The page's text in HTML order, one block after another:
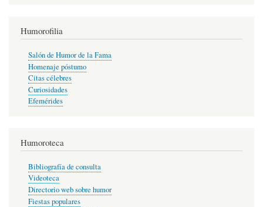
Humorofilia
Salón de Humor de la Fama
Homenaje póstumo
Citas célebres
Curiosidades
Efemérides
Humoroteca
Bibliografía de consulta
Videoteca
Directorio web sobre humor
Fiestas populares